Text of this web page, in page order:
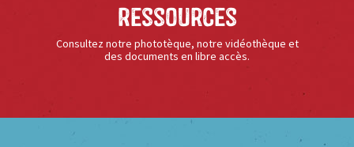
Ressources
Consultez notre phototèque, notre vidéothèque et
des documents en libre accès.